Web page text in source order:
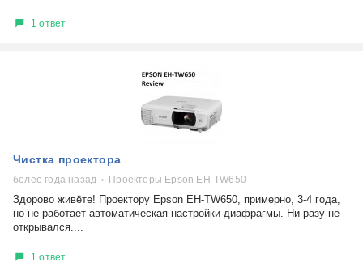
1 ответ
Чистка проектора
более года назад Проекторы Epson EH-TW650
Здорово живёте! Проектору Epson EH-TW650, примерно, 3-4 года,
но не работает автоматическая настройки диафрагмы. Ни разу не
открывался....
1 ответ